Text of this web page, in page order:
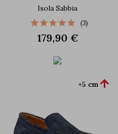
Isola Sabbia
(3)
179,90 €
+5 cm